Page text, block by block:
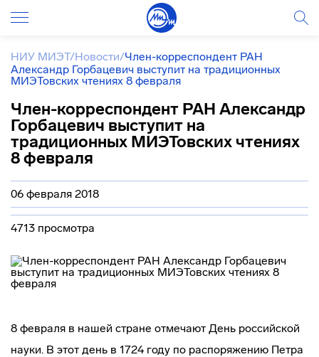
НИУ МИЭТ/Новости/Член-корреспондент РАН
Александр Горбацевич выступит на традиционных
МИЭТовских чтениях 8 февраля
Член-корреспондент РАН Александр
Горбацевич выступит на
традиционных МИЭТовских чтениях
8 февраля
06 февраля 2018
4713 просмотра
8 февраля в нашей стране отмечают День российской
науки. В этот день в 1724 году по распоряжению Петра